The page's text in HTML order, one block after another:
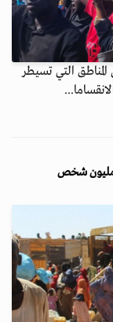
التي تسيطر